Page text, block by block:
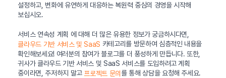
설정하고, 변화에 유연하게 대응하는 복원력 중심의 경영을 시작해
보십시오.
서비스 연속성 계획 에 대해 더 많은 유용한 정보가 궁금하시다면,
클라우드 기반 서비스 및 SaaS 카테고리를 방문하여 심층적인 내용을
확인해보세요! 여러분의 참여가 블로그를 더 풍성하게 만듭니다. 또한,
귀사가 클라우드 기반 서비스 및 SaaS 서비스를 도입하려고 계획
중이라면, 주저하지 말고 프로젝트 문의를 통해 상담을 요청해 주세요.